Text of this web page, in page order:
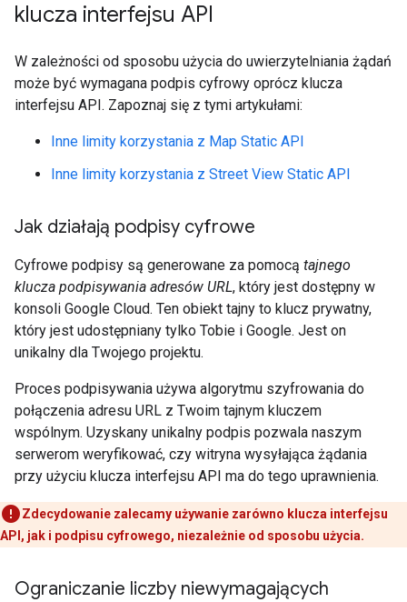
klucza interfejsu API
W zależności od sposobu użycia do uwierzytelniania żądań
może być wymagana podpis cyfrowy oprócz klucza
interfejsu API. Zapoznaj się z tymi artykułami:
Inne limity korzystania z Map Static API
Inne limity korzystania z Street View Static API
Jak działają podpisy cyfrowe
Cyfrowe podpisy są generowane za pomocą tajnego
klucza podpisywania adresów URL, który jest dostępny w
konsoli Google Cloud. Ten obiekt tajny to klucz prywatny,
który jest udostępniany tylko Tobie i Google. Jest on
unikalny dla Twojego projektu.
Proces podpisywania używa algorytmu szyfrowania do
połączenia adresu URL z Twoim tajnym kluczem
wspólnym. Uzyskany unikalny podpis pozwala naszym
serwerom weryfikować, czy witryna wysyłająca żądania
przy użyciu klucza interfejsu API ma do tego uprawnienia.
Zdecydowanie zalecamy używanie zarówno klucza interfejsu
API, jak i podpisu cyfrowego, niezależnie od sposobu użycia.
Ograniczanie liczby niewymagających